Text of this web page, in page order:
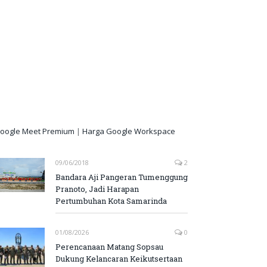
Meet Premium | Harga Google Workspace
09/06/2018 2
Bandara Aji Pangeran Tumenggung
Pranoto, Jadi Harapan
Pertumbuhan Kota Samarinda
01/08/2026 0
Perencanaan Matang Sopsau
Dukung Kelancaran Keikutsertaan